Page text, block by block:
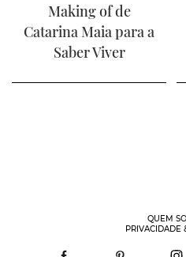
Making of de
Catarina Maia para a
Saber Viver
QUEM
PRIVACIDADE